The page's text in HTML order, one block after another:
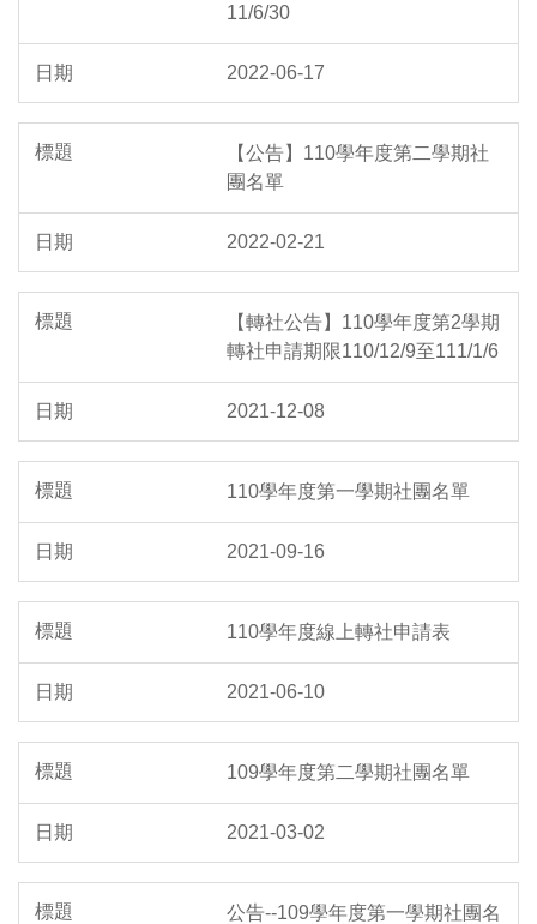
11/6/30
2022-06-17
【公告】110學年度第二學期社
團名單
2022-02-21
【轉社公告】110學年度第2學期
轉社申請期限110/12/9至111/1/6
2021-12-08
110學年度第一學期社團名單
2021-09-16
110學年度線上轉社申請表
2021-06-10
109學年度第二學期社團名單
2021-03-02
公告--109學年度第一學期社團名